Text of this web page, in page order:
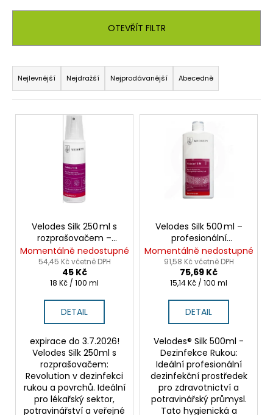
OTEVŘÍT FILTR
Ř
a
z
e
Nejlevnější Nejdražší Nejprodávanější Abecedně
V
d
Velodes Silk 250 ml s
rozprašovačem –
dezinfekce bez
parfemace
Momentálně nedostupné
54,45 Kč včetně DPH
45 Kč
Měrná
18 Kč / 100 ml
DETAIL
expirace do 3.7.2026!
Velodes Silk 250ml s
rozprašovačem:
Revolution v dezinfekci
rukou a povrchů. Ideální
pro lékařský sektor,
potravinářství a veřejné
Velodes Silk 500 ml –
profesionální
dezinfekce rukou bez
parfemace
Momentálně nedostupné
91,58 Kč včetně DPH
75,69 Kč
Měrná
15,14 Kč / 100 ml
DETAIL
Velodes® Silk 500ml -
Dezinfekce Rukou:
Ideální profesionální
dezinfekční prostředek
pro zdravotnictví a
potravinářský průmysl.
Tato hygienická a
e
e